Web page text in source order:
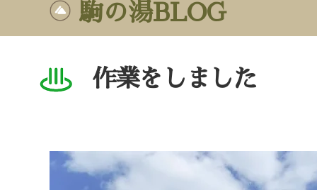
駒の湯BLOG
作業をしました